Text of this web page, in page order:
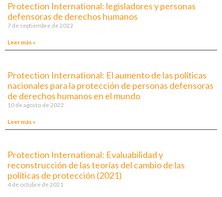
Protection International: legisladores y personas
defensoras de derechos humanos
7 de septiembre de 2022
Leer más »
Protection International: El aumento de las políticas
nacionales para la protección de personas defensoras
de derechos humanos en el mundo
10 de agosto de 2022
Leer más »
Protection International: Evaluabilidad y
reconstrucción de las teorías del cambio de las
políticas de protección (2021)
4 de octubre de 2021